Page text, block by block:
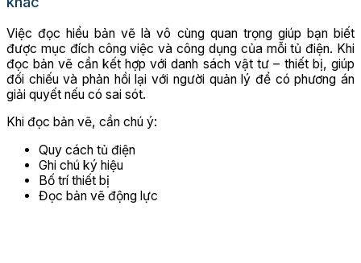
Việc đọc hiểu bản vẽ là vô cùng quan trọng giúp bạn biết
được mục đích công việc và công dụng của mỗi tủ điện. Khi
đọc bản vẽ cần kết hợp với danh sách vật tư – thiết bị, giúp
đối chiếu và phản hồi lại với người quản lý để có phương án
giải quyết nếu có sai sót.
Khi đọc bản vẽ, cần chú ý:
Quy cách tủ điện
Ghi chú ký hiệu
Bố trí thiết bị
Đọc bản vẽ động lực